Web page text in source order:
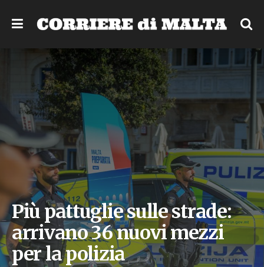
Più pattuglie sulle strade:
arrivano 36 nuovi mezzi
per la polizia